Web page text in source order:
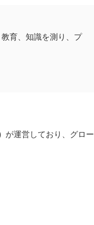
育、知識を測り、プ
が運営しており、グロー